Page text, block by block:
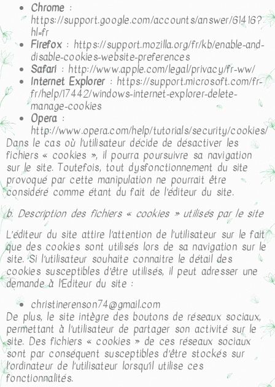
Chrome:
https://support.google.com/accounts/answer/61416?
hl=fr
Firefox: https://support.mozilla.org/fr/kb/enable-and-
disable-cookies-website-preferences
Safari: http://www.apple.com/legal/privacy/fr-ww/
Internet Explorer: https://support.microsoft.com/fr-
fr/help/17442/windows-internet-explorer-delete-
manage-cookies
Opera:
http://www.opera.com/help/tutorials/security/cookies/
Dans le cas où l’utilisateur décide de désactiver les
fichiers « cookies », il pourra poursuivre sa navigation
sur le site. Toutefois, tout dysfonctionnement du site
provoqué par cette manipulation ne pourrait être
considéré comme étant du fait de l’éditeur du site.
b. Description des fichiers « cookies » utilisés par le site
L’éditeur du site attire l’attention de l’utilisateur sur le fait
que des cookies sont utilisés lors de sa navigation sur le
site. Si l’utilisateur souhaite connaitre le détail des
cookies susceptibles d’être utilisés, il peut adresser une
demande à l’Editeur du site :
christinerenson74@gmail.com
De plus, le site intègre des boutons de réseaux sociaux,
permettant à l’utilisateur de partager son activité sur le
site. Des fichiers « cookies » de ces réseaux sociaux
sont par conséquent susceptibles d’être stockés sur
l’ordinateur de l’utilisateur lorsqu’il utilise ces
fonctionnalités.